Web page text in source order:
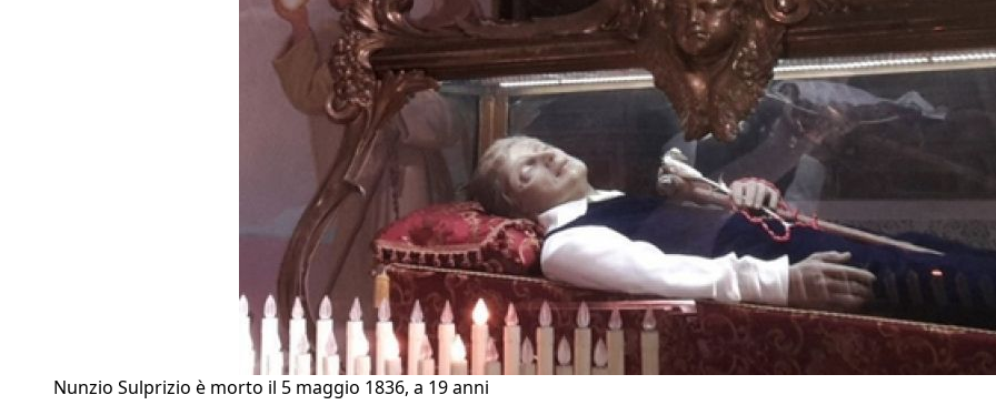
Nunzio Sulprizio è morto il 5 maggio 1836, a 19 anni